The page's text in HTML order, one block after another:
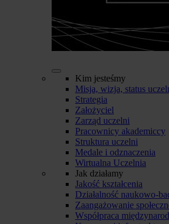
Kim jesteśmy
Misja, wizja, status
Strategia
Założyciel
Zarząd uczelni
Pracownicy akademiccy
Struktura uczelni
Medale i odznaczenia
Wirtualna Uczelnia
Jak działamy
Jakość kształcenia
Działalność naukowo-
Zaangażowanie
Współpraca